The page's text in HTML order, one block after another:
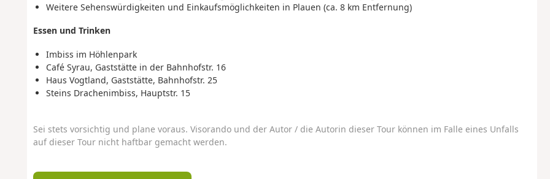
Weitere Sehenswürdigkeiten und Einkaufsmöglichkeiten in Plauen (ca. 8 km Entfernung)
Essen und Trinken
Imbiss im Höhlenpark
Café Syrau, Gaststätte in der Bahnhofstr. 16
Haus Vogtland, Gaststätte, Bahnhofstr. 25
Steins Drachenimbiss, Hauptstr. 15
Sei stets vorsichtig und plane voraus. Visorando und der Autor / die Autorin dieser Tour können im Falle eines Unfalls
auf dieser Tour nicht haftbar gemacht werden.